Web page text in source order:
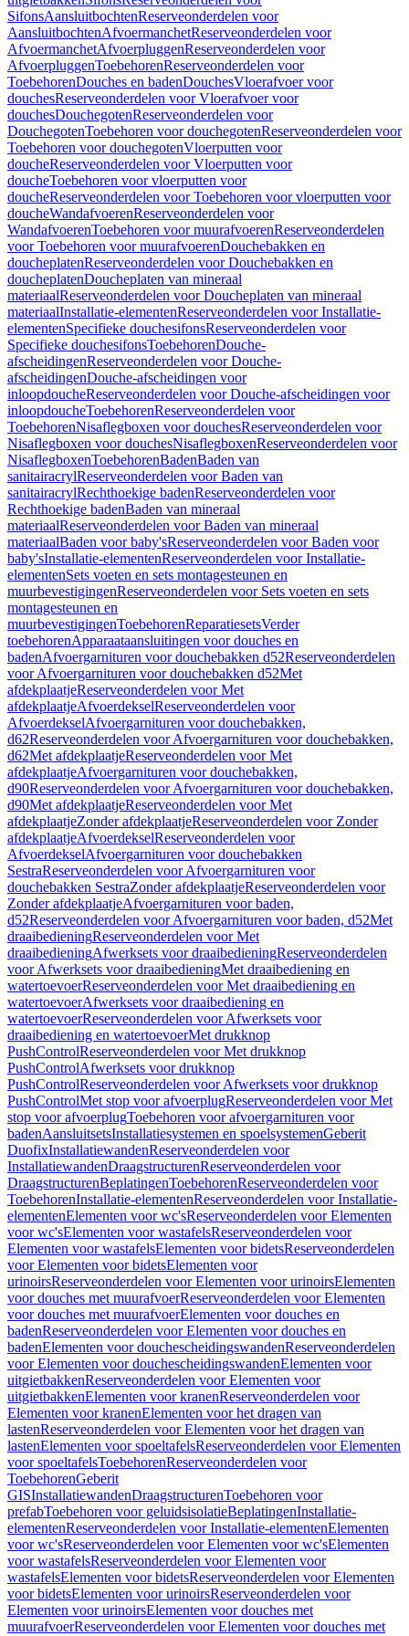
SifonsAansluitbochtenReserveonderdelen voor
AansluitbochtenAfvoermanchetReserveonderdelen voor
AfvoermanchetAfvoerpluggenReserveonderdelen voor
AfvoerpluggenToebehorenReserveonderdelen voor
ToebehorenDouches en badenDouchesVloerafvoer voor
douchesReserveonderdelen voor Vloerafvoer voor
douchesDouchegotenReserveonderdelen voor
DouchegotenToebehoren voor douchegotenReserveonderdelen voor
Toebehoren voor douchegotenVloerputten voor
doucheReserveonderdelen voor Vloerputten voor
doucheToebehoren voor vloerputten voor
doucheReserveonderdelen voor Toebehoren voor vloerputten voor
doucheWandafvoerenReserveonderdelen voor
WandafvoerenToebehoren voor muurafvoerenReserveonderdelen
voor Toebehoren voor muurafvoerenDouchebakken en
doucheplatenReserveonderdelen voor Douchebakken en
doucheplatenDoucheplaten van mineraal
materiaalReserveonderdelen voor Doucheplaten van mineraal
materiaalInstallatie-elementenReserveonderdelen voor Installatie-
elementenSpecifieke douchesifonsReserveonderdelen voor
Specifieke douchesifonsToebehorenDouche-
afscheidingenReserveonderdelen voor Douche-
afscheidingenDouche-afscheidingen voor
inloopdoucheReserveonderdelen voor Douche-afscheidingen voor
inloopdoucheToebehorenReserveonderdelen voor
ToebehorenNisaflegboxen voor douchesReserveonderdelen voor
Nisaflegboxen voor douchesNisaflegboxenReserveonderdelen voor
NisaflegboxenToebehorenBadenBaden van
sanitairacrylReserveonderdelen voor Baden van
sanitairacrylRechthoekige badenReserveonderdelen voor
Rechthoekige badenBaden van mineraal
materiaalReserveonderdelen voor Baden van mineraal
materiaalBaden voor baby'sReserveonderdelen voor Baden voor
baby'sInstallatie-elementenReserveonderdelen voor Installatie-
elementenSets voeten en sets montagesteunen en
muurbevestigingenReserveonderdelen voor Sets voeten en sets
montagesteunen en
muurbevestigingenToebehorenReparatiesetsVerder
toebehorenApparaataansluitingen voor douches en
badenAfvoergarnituren voor douchebakken d52Reserveonderdelen
voor Afvoergarnituren voor douchebakken d52Met
afdekplaatjeReserveonderdelen voor Met
afdekplaatjeAfvoerdekselReserveonderdelen voor
AfvoerdekselAfvoergarnituren voor douchebakken,
d62Reserveonderdelen voor Afvoergarnituren voor douchebakken,
d62Met afdekplaatjeReserveonderdelen voor Met
afdekplaatjeAfvoergarnituren voor douchebakken,
d90Reserveonderdelen voor Afvoergarnituren voor douchebakken,
d90Met afdekplaatjeReserveonderdelen voor Met
afdekplaatjeZonder afdekplaatjeReserveonderdelen voor Zonder
afdekplaatjeAfvoerdekselReserveonderdelen voor
AfvoerdekselAfvoergarnituren voor douchebakken
SestraReserveonderdelen voor Afvoergarnituren voor
douchebakken SestraZonder afdekplaatjeReserveonderdelen voor
Zonder afdekplaatjeAfvoergarnituren voor baden,
d52Reserveonderdelen voor Afvoergarnituren voor baden, d52Met
draaibedieningReserveonderdelen voor Met
draaibedieningAfwerksets voor draaibedieningReserveonderdelen
voor Afwerksets voor draaibedieningMet draaibediening en
watertoevoerReserveonderdelen voor Met draaibediening en
watertoevoerAfwerksets voor draaibediening en
watertoevoerReserveonderdelen voor Afwerksets voor
draaibediening en watertoevoerMet drukknop
PushControlReserveonderdelen voor Met drukknop
PushControlAfwerksets voor drukknop
PushControlReserveonderdelen voor Afwerksets voor drukknop
PushControlMet stop voor afvoerplugReserveonderdelen voor Met
stop voor afvoerplugToebehoren voor afvoergarnituren voor
badenAansluitsetsInstallatiesystemen en spoelsystemenGeberit
DuofixInstallatiewandenReserveonderdelen voor
InstallatiewandenDraagstructurenReserveonderdelen voor
DraagstructurenBeplatingenToebehorenReserveonderdelen voor
ToebehorenInstallatie-elementenReserveonderdelen voor Installatie-
elementenElementen voor wc'sReserveonderdelen voor Elementen
voor wc'sElementen voor wastafelsReserveonderdelen voor
Elementen voor wastafelsElementen voor bidetsReserveonderdelen
voor Elementen voor bidetsElementen voor
urinoirsReserveonderdelen voor Elementen voor urinoirsElementen
voor douches met muurafvoerReserveonderdelen voor Elementen
voor douches met muurafvoerElementen voor douches en
badenReserveonderdelen voor Elementen voor douches en
badenElementen voor douchescheidingswandenReserveonderdelen
voor Elementen voor douchescheidingswandenElementen voor
uitgietbakkenReserveonderdelen voor Elementen voor
uitgietbakkenElementen voor kranenReserveonderdelen voor
Elementen voor kranenElementen voor het dragen van
lastenReserveonderdelen voor Elementen voor het dragen van
lastenElementen voor spoeltafelsReserveonderdelen voor Elementen
voor spoeltafelsToebehorenReserveonderdelen voor
ToebehorenGeberit
GISInstallatiewandenDraagstructurenToebehoren voor
prefabToebehoren voor geluidsisolatieBeplatingenInstallatie-
elementenReserveonderdelen voor Installatie-elementenElementen
voor wc'sReserveonderdelen voor Elementen voor wc'sElementen
voor wastafelsReserveonderdelen voor Elementen voor
wastafelsElementen voor bidetsReserveonderdelen voor Elementen
voor bidetsElementen voor urinoirsReserveonderdelen voor
Elementen voor urinoirsElementen voor douches met
muurafvoerReserveonderdelen voor Elementen voor douches met